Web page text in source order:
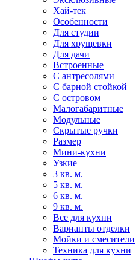
Хай-тек
Особенности
Для студии
Для хрущевки
Для дачи
Встроенные
С антресолями
С барной стойкой
С островом
Малогабаритные
Модульные
Скрытые ручки
Размер
Мини-кухни
Узкие
3 кв. м.
5 кв. м.
6 кв. м.
9 кв. м.
Все для кухни
Варианты отделки
Мойки и смесители
Техника для кухни